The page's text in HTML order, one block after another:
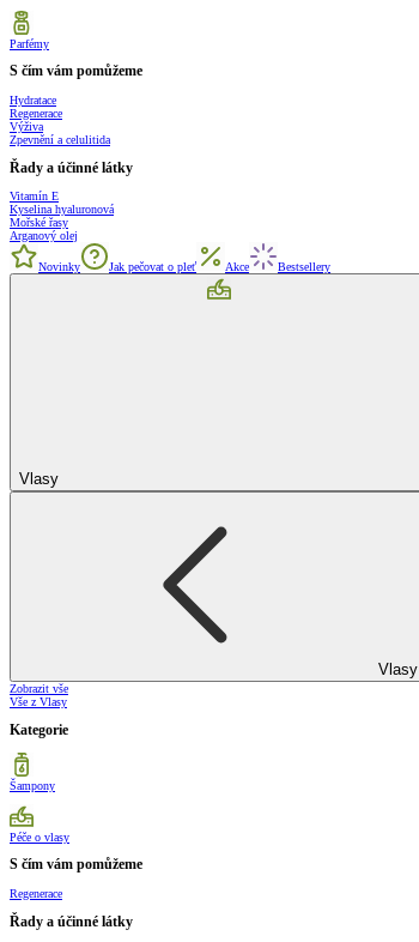
Parfémy
S čím vám pomůžeme
Hydratace
Regenerace
Výživa
Zpevnění a celulitida
Řady a účinné látky
Vitamín E
Kyselina hyaluronová
Mořské řasy
Arganový olej
Novinky Jak pečovat o pleť Akce Bestsellery
Vlasy
Vlasy
Zobrazit vše
Vše z Vlasy
Kategorie
Šampony
Péče o vlasy
S čím vám pomůžeme
Regenerace
Řady a účinné látky